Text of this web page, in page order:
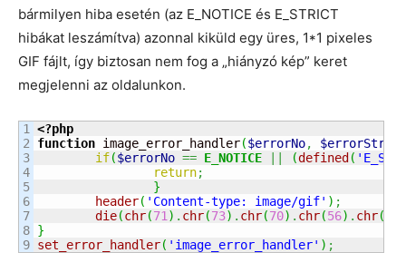
bármilyen hiba esetén (az E_NOTICE és E_STRICT
hibákat leszámítva) azonnal kiküld egy üres, 1*1 pixeles
GIF fájlt, így biztosan nem fog a „hiányzó kép” keret
megjelenni az oldalunkon.
1
2
3
4
5
6
7
8
<?php
function image_error_handler($errorNo,
$errorString
if($errorNo == E_NOTICE (defined (
return;
}
header( 'Content-type: image/gif' ) ;
die(chr(71 ) . chr(73) . chr(70) . chr(56) . chr(
}
set_error_handler( 'image_error_handler' ) ;